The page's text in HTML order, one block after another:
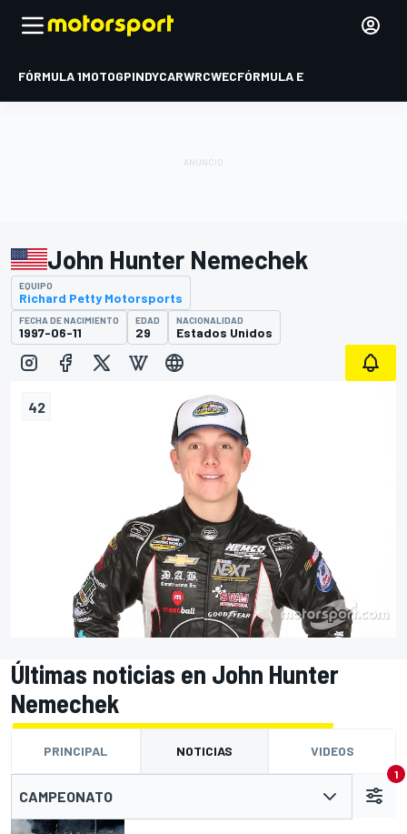
FÓRMULA 1MOTOGPINDYCARWRCWECFÓRMULA E
42
John Hunter Nemechek
EQUIPO
Richard Petty Motorsports
FECHA DE NACIMIENTO
1997-06-11
EDAD
29
NACIONALIDAD
Estados Unidos
Últimas noticias en John Hunter
Nemechek
PRINCIPAL NOTICIAS VIDEOS
CAMPEONATO
1